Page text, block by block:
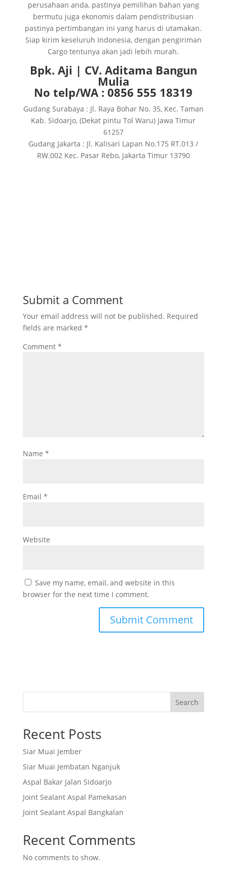
perusahaan anda, pastinya pemilihan bahan yang
bermutu juga ekonomis dalam pendistribusian
pastinya pertimbangan ini yang harus di utamakan.
Siap kirim keseluruh Indonesia, dengan pengiriman
Cargo tentunya akan jadi lebih murah.
Bpk. Aji | CV. Aditama Bangun
Mulia
No telp/WA : 0856 555 18319
Gudang Surabaya : Jl. Raya Bohar No. 35, Kec. Taman
Kab. Sidoarjo, (Dekat pintu Tol Waru) Jawa Timur
61257
Gudang Jakarta : Jl. Kalisari Lapan No.175 RT.013 /
RW.002 Kec. Pasar Rebo, Jakarta Timur 13790
Submit a Comment
Your email address will not be published. Required
fields are marked *
Comment *
Name *
Email *
Website
Save my name, email, and website in this
browser for the next time I comment.
Search
Recent Posts
Siar Muai Jember
Siar Muai Jembatan Nganjuk
Aspal Bakar Jalan Sidoarjo
Joint Sealant Aspal Pamekasan
Joint Sealant Aspal Bangkalan
Recent Comments
No comments to show.